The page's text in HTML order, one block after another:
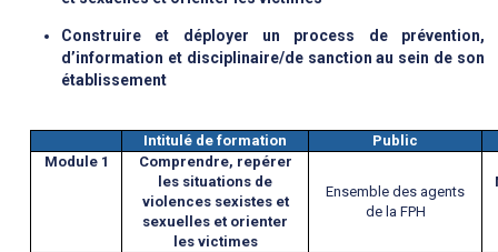
Construire et déployer un process de prévention,
d’information et disciplinaire/de sanction au sein de son
établissement
Intitulé de formation
Public
Module 1
Comprendre, repérer
les situations de
violences sexistes et
sexuelles et orienter
les victimes
Ensemble des agents
de la FPH